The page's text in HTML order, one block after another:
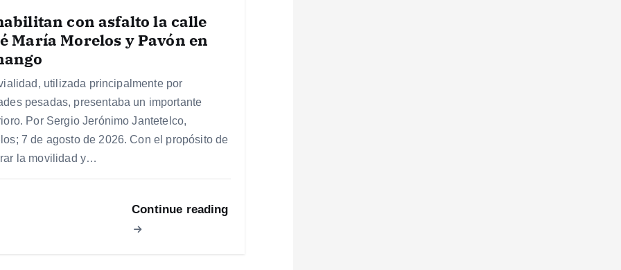
con asfalto la calle
María Morelos y Pavón en
utilizada principalmente por
pesadas, presentaba un importante
Por Sergio Jerónimo Jantetelco,
7 de agosto de 2026. Con el propósito de
la movilidad y…
Continue reading